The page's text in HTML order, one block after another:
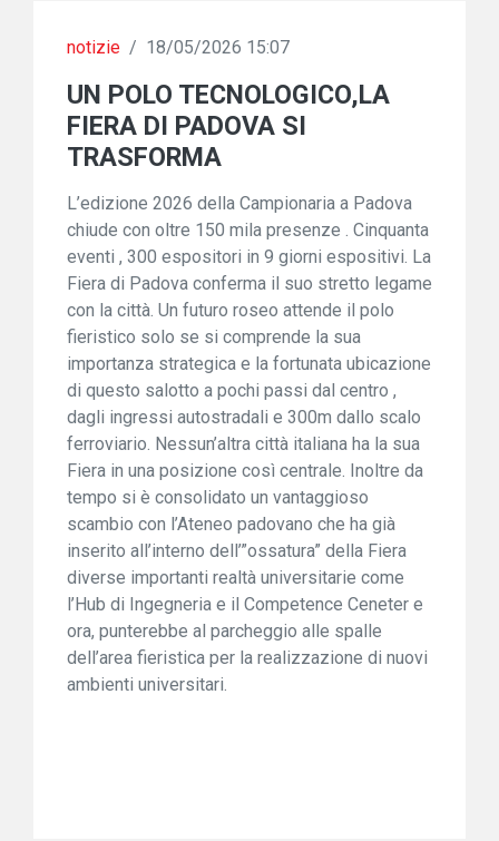
notizie / 18/05/2026 15:07
UN POLO TECNOLOGICO,LA
FIERA DI PADOVA SI
TRASFORMA
L’edizione 2026 della Campionaria a Padova
chiude con oltre 150 mila presenze . Cinquanta
eventi , 300 espositori in 9 giorni espositivi. La
Fiera di Padova conferma il suo stretto legame
con la città. Un futuro roseo attende il polo
fieristico solo se si comprende la sua
importanza strategica e la fortunata ubicazione
di questo salotto a pochi passi dal centro ,
dagli ingressi autostradali e 300m dallo scalo
ferroviario. Nessun’altra città italiana ha la sua
Fiera in una posizione così centrale. Inoltre da
tempo si è consolidato un vantaggioso
scambio con l’Ateneo padovano che ha già
inserito all’interno dell’”ossatura” della Fiera
diverse importanti realtà universitarie come
l’Hub di Ingegneria e il Competence Ceneter e
ora, punterebbe al parcheggio alle spalle
dell’area fieristica per la realizzazione di nuovi
ambienti universitari.